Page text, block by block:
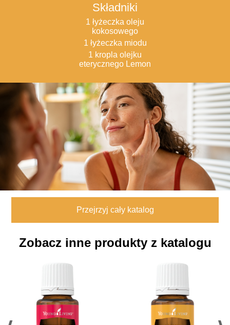
Składniki
1 łyżeczka oleju
kokosowego
1 łyżeczka miodu
1 kropla olejku
eterycznego Lemon
Przejrzyj cały katalog
Zobacz inne produkty z katalogu